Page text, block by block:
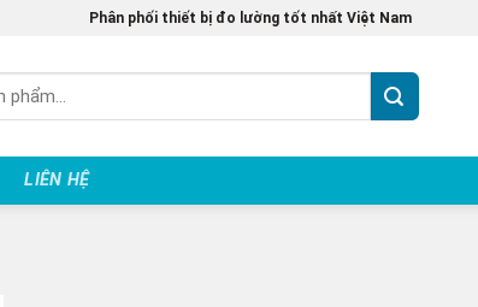
Phân phối thiết bị đo lường tốt nhất Việt Nam
LIÊN HỆ